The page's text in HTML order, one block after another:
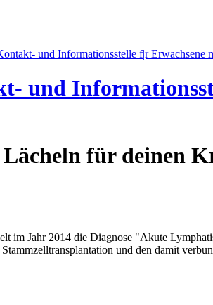
und
für deinen
im Jahr 2014 die Diagnose "Akute
und den damit